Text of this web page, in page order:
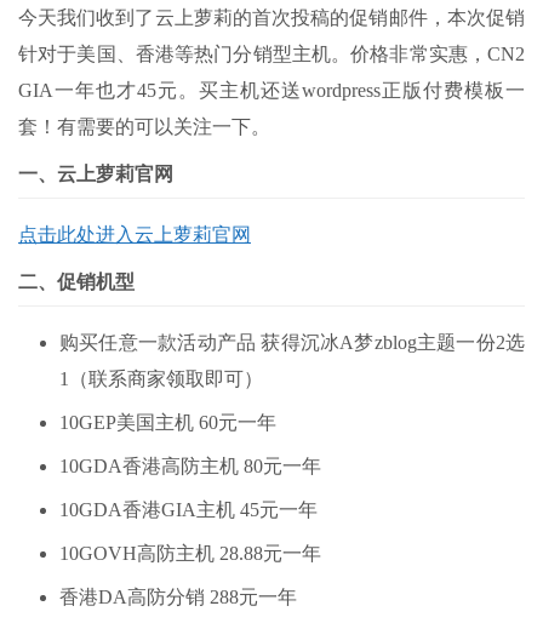
今天我们收到了云上萝莉的首次投稿的促销邮件，本次促销
针对于美国、香港等热门分销型主机。价格非常实惠，CN2
GIA一年也才45元。 买主机还送wordpress正版付费模板一
套！ 有需要的可以关注一下。
一、云上萝莉官网
点击此处进入云上萝莉官网
二、促销机型
购买任意一款活动产品 获得沉冰A梦zblog主题一份2选
1（联系商家领取即可）
10GEP美国主机 60元一年
10GDA香港高防主机 80元一年
10GDA香港GIA主机 45元一年
10GOVH高防主机 28.88元一年
香港DA高防分销 288元一年